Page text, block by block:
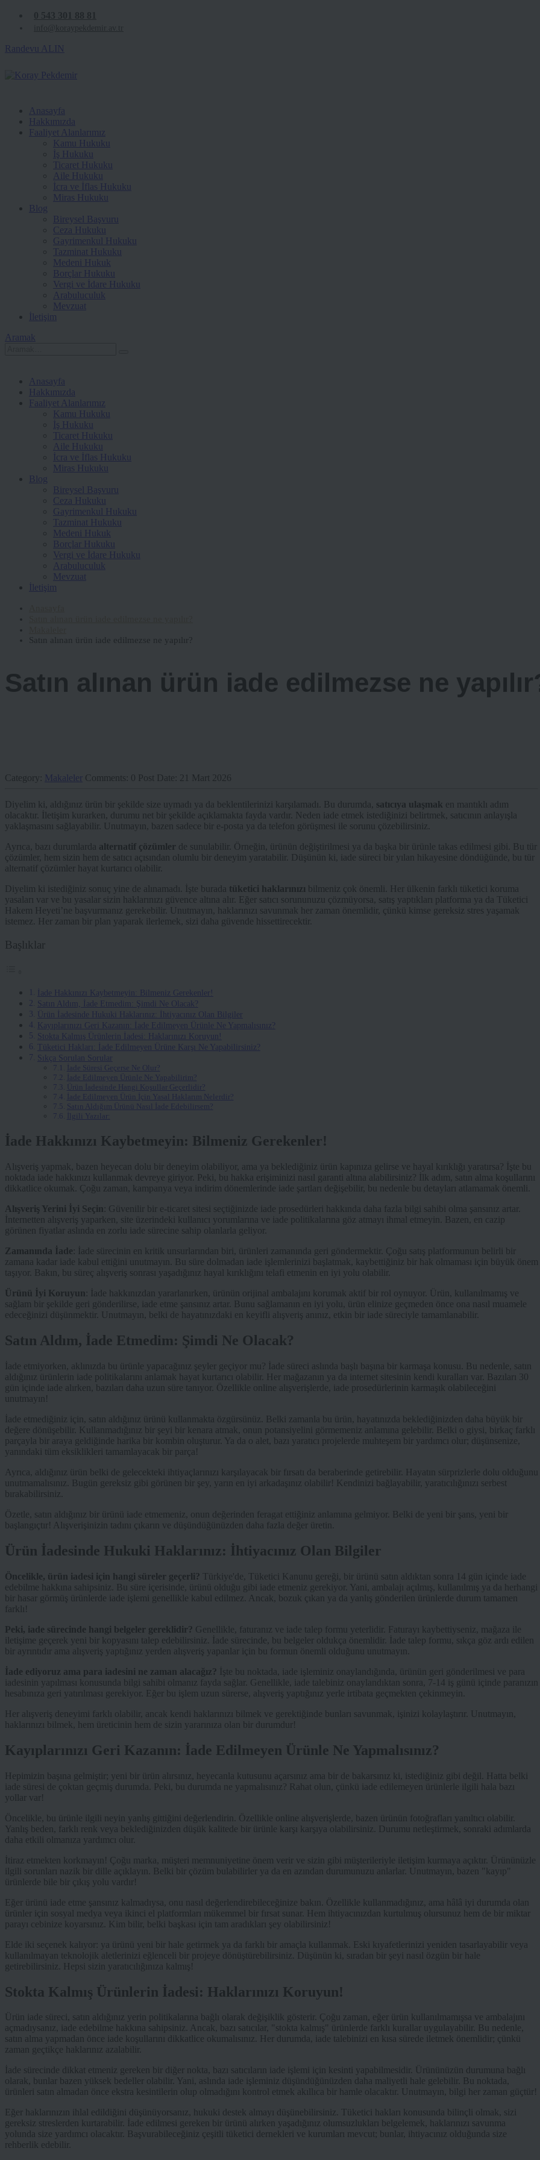
Randevu ALIN
Anasayfa
Hakkımızda
Faaliyet Alanlarımız
Kamu Hukuku
İş Hukuku
Ticaret Hukuku
Aile Hukuku
İcra ve İflas Hukuku
Miras Hukuku
Blog
Bireysel Başvuru
Ceza Hukuku
Gayrimenkul Hukuku
Tazminat Hukuku
Medeni Hukuk
Borçlar Hukuku
Vergi ve İdare Hukuku
Arabuluculuk
Mevzuat
İletişim
Aramak
Anasayfa
Hakkımızda
Faaliyet Alanlarımız
Kamu Hukuku
İş Hukuku
Ticaret Hukuku
Aile Hukuku
İcra ve İflas Hukuku
Miras Hukuku
Blog
Bireysel Başvuru
Ceza Hukuku
Gayrimenkul Hukuku
Tazminat Hukuku
Medeni Hukuk
Borçlar Hukuku
Vergi ve İdare Hukuku
Arabuluculuk
Mevzuat
İletişim
Satın alınan ürün iade edilmezse ne yapılır?
Satın alınan ürün iade edilmezse ne
Category: Makaleler Comments: 0 Post Date: 21 Mart 2026
Diyelim ki, aldığınız ürün bir şekilde size uymadı ya da beklentilerinizi karşılamadı. Bu durumda, satıcıya ulaşmak en mantıklı adım
olacaktır. İletişim kurarken, durumu net bir şekilde açıklamakta fayda vardır. Neden iade etmek istediğinizi belirtmek, satıcının anlayışla
yaklaşmasını sağlayabilir. Unutmayın, bazen sadece bir e-posta ya da telefon görüşmesi ile sorunu çözebilirsiniz.
Ayrıca, bazı durumlarda alternatif çözümler de sunulabilir. Örneğin, ürünün değiştirilmesi ya da başka bir ürünle takas edilmesi gibi. Bu tür
çözümler, hem sizin hem de satıcı açısından olumlu bir deneyim yaratabilir. Düşünün ki, iade süreci bir yılan hikayesine döndüğünde, bu tür
alternatif çözümler hayat kurtarıcı olabilir.
Diyelim ki istediğiniz sonuç yine de alınamadı. İşte burada tüketici haklarınızı bilmeniz çok önemli. Her ülkenin farklı tüketici koruma
yasaları var ve bu yasalar sizin haklarınızı güvence altına alır. Eğer satıcı sorununuzu çözmüyorsa, satış yaptıkları platforma ya da Tüketici
Hakem Heyeti’ne başvurmanız gerekebilir. Unutmayın, haklarınızı savunmak her zaman önemlidir, çünkü kimse gereksiz stres yaşamak
istemez. Her zaman bir plan yaparak ilerlemek, sizi daha güvende hissettirecektir.
Başlıklar
İade Hakkınızı Kaybetmeyin: Bilmeniz Gerekenler!
Satın Aldım, İade Etmedim: Şimdi Ne Olacak?
Ürün İadesinde Hukuki Haklarınız: İhtiyacınız Olan Bilgiler
Kayıplarınızı Geri Kazanın: İade Edilmeyen Ürünle Ne Yapmalısınız?
Stokta Kalmış Ürünlerin İadesi: Haklarınızı Koruyun!
Tüketici Hakları: İade Edilmeyen Ürüne Karşı Ne Yapabilirsiniz?
Sıkça Sorulan Sorular
İade Süresi Geçerse Ne Olur?
İade Edilmeyen Ürünle Ne Yapabilirim?
Ürün İadesinde Hangi Koşullar Geçerlidir?
İade Edilmeyen Ürün İçin Yasal Haklarım Nelerdir?
Satın Aldığım Ürünü Nasıl İade Edebilirsem?
İlgili Yazılar:
İade Hakkınızı Kaybetmeyin: Bilmeniz Gerekenler!
Alışveriş yapmak, bazen heyecan dolu bir deneyim olabiliyor, ama ya beklediğiniz ürün kapınıza gelirse ve hayal kırıklığı yaratırsa? İşte bu
noktada iade hakkınızı kullanmak devreye giriyor. Peki, bu hakka erişiminizi nasıl garanti altına alabilirsiniz? İlk adım, satın alma koşullarını
dikkatlice okumak. Çoğu zaman, kampanya veya indirim dönemlerinde iade şartları değişebilir, bu nedenle bu detayları atlamamak önemli.
Alışveriş Yerini İyi Seçin : Güvenilir bir e-ticaret sitesi seçtiğinizde iade prosedürleri hakkında daha fazla bilgi sahibi olma şansınız artar.
İnternetten alışveriş yaparken, site üzerindeki kullanıcı yorumlarına ve iade politikalarına göz atmayı ihmal etmeyin. Bazen, en cazip
görünen fiyatlar aslında en zorlu iade sürecine sahip olanlarla geliyor.
Zamanında İade : İade sürecinin en kritik unsurlarından biri, ürünleri zamanında geri göndermektir. Çoğu satış platformunun belirli bir
zamana kadar iade kabul ettiğini unutmayın. Bu süre dolmadan iade işlemlerinizi başlatmak, kaybettiğiniz bir hak olmaması için büyük önem
taşıyor. Bakın, bu süreç alışveriş sonrası yaşadığınız hayal kırıklığını telafi etmenin en iyi yolu olabilir.
Ürünü İyi Koruyun : İade hakkınızdan yararlanırken, ürünün orijinal ambalajını korumak aktif bir rol oynuyor. Ürün, kullanılmamış ve
sağlam bir şekilde geri gönderilirse, iade etme şansınız artar. Bunu sağlamanın en iyi yolu, ürün elinize geçmeden önce ona nasıl muamele
edeceğinizi düşünmektir. Unutmayın, belki de hayatınızdaki en keyifli alışveriş anınız, etkin bir iade süreciyle tamamlanabilir.
Satın Aldım, İade Etmedim: Şimdi Ne Olacak?
İade etmiyorken, aklınızda bu ürünle yapacağınız şeyler geçiyor mu? İade süreci aslında başlı başına bir karmaşa konusu. Bu nedenle, satın
aldığınız ürünlerin iade politikalarını anlamak hayat kurtarıcı olabilir. Her mağazanın ya da internet sitesinin kendi kuralları var. Bazıları 30
gün içinde iade alırken, bazıları daha uzun süre tanıyor. Özellikle online alışverişlerde, iade prosedürlerinin karmaşık olabileceğini
unutmayın!
İade etmediğiniz için, satın aldığınız ürünü kullanmakta özgürsünüz. Belki zamanla bu ürün, hayatınızda beklediğinizden daha büyük bir
değere dönüşebilir. Kullanmadığınız bir şeyi bir kenara atmak, onun potansiyelini görmemeniz anlamına gelebilir. Belki o giysi, birkaç farklı
parçayla bir araya geldiğinde harika bir kombin oluşturur. Ya da o alet, bazı yaratıcı projelerde muhteşem bir yardımcı olur; düşünsenize,
yanındaki tüm eksiklikleri tamamlayacak bir parça!
Ayrıca, aldığınız ürün belki de gelecekteki ihtiyaçlarınızı karşılayacak bir fırsatı da beraberinde getirebilir. Hayatın sürprizlerle dolu olduğunu
unutmamalısınız. Bugün gereksiz gibi görünen bir şey, yarın en iyi arkadaşınız olabilir! Kendinizi bağlayabilir, yaratıcılığınızı serbest
bırakabilirsiniz.
Özetle, satın aldığınız bir ürünü iade etmemeniz, onun değerinden feragat ettiğiniz anlamına gelmiyor. Belki de yeni bir şans, yeni bir
başlangıçtır! Alışverişinizin tadını çıkarın ve düşündüğünüzden daha fazla değer üretin.
Ürün İadesinde Hukuki Haklarınız: İhtiyacınız Olan Bilgiler
Öncelikle, ürün iadesi için hangi süreler geçerli? Türkiye'de, Tüketici Kanunu gereği, bir ürünü satın aldıktan sonra 14 gün içinde iade
edebilme hakkına sahipsiniz. Bu süre içerisinde, ürünü olduğu gibi iade etmeniz gerekiyor. Yani, ambalajı açılmış, kullanılmış ya da herhangi
bir hasar görmüş ürünlerde iade işlemi genellikle kabul edilmez. Ancak, bozuk çıkan ya da yanlış gönderilen ürünlerde durum tamamen
farklı!
Peki, iade sürecinde hangi belgeler gereklidir? Genellikle, faturanız ve iade talep formu yeterlidir. Faturayı kaybettiyseniz, mağaza ile
iletişime geçerek yeni bir kopyasını talep edebilirsiniz. İade sürecinde, bu belgeler oldukça önemlidir. İade talep formu, sıkça göz ardı edilen
bir ayrıntıdır ama alışveriş yaptığınız yerden alışveriş yapanlar için bu formun önemli olduğunu unutmayın.
İade ediyoruz ama para iadesini ne zaman alacağız? İşte bu noktada, iade işleminiz onaylandığında, ürünün geri gönderilmesi ve para
iadesinin yapılması konusunda bilgi sahibi olmanız fayda sağlar. Genellikle, iade talebiniz onaylandıktan sonra, 7-14 iş günü içinde paranızın
hesabınıza geri yatırılması gerekiyor. Eğer bu işlem uzun sürerse, alışveriş yaptığınız yerle irtibata geçmekten çekinmeyin.
Her alışveriş deneyimi farklı olabilir, ancak kendi haklarınızı bilmek ve gerektiğinde bunları savunmak, işinizi kolaylaştırır. Unutmayın,
haklarınızı bilmek, hem üreticinin hem de sizin yararınıza olan bir durumdur!
Kayıplarınızı Geri Kazanın: İade Edilmeyen Ürünle Ne Yapmalısınız?
Hepimizin başına gelmiştir; yeni bir ürün alırsınız, heyecanla kutusunu açarsınız ama bir de bakarsınız ki, istediğiniz gibi değil. Hatta belki
iade süresi de çoktan geçmiş durumda. Peki, bu durumda ne yapmalısınız? Rahat olun, çünkü iade edilemeyen ürünlerle ilgili hala bazı
yollar var!
Öncelikle, bu ürünle ilgili neyin yanlış gittiğini değerlendirin. Özellikle online alışverişlerde, bazen ürünün fotoğrafları yanıltıcı olabilir.
Yanlış beden, farklı renk veya beklediğinizden düşük kalitede bir ürünle karşı karşıya olabilirsiniz. Durumu netleştirmek, sonraki adımlarda
daha etkili olmanıza yardımcı olur.
İtiraz etmekten korkmayın! Çoğu marka, müşteri memnuniyetine önem verir ve sizin gibi müşterileriyle iletişim kurmaya açıktır. Ürününüzle
ilgili sorunları nazik bir dille açıklayın. Belki bir çözüm bulabilirler ya da en azından durumunuzu anlarlar. Unutmayın, bazen "kayıp"
ürünlerde bile bir çıkış yolu vardır!
Eğer ürünü iade etme şansınız kalmadıysa, onu nasıl değerlendirebileceğinize bakın. Özellikle kullanmadığınız, ama hâlâ iyi durumda olan
ürünler için sosyal medya veya ikinci el platformları mükemmel bir fırsat sunar. Hem ihtiyacınızdan kurtulmuş olursunuz hem de bir miktar
parayı cebinize koyarsınız. Kim bilir, belki başkası için tam aradıkları şey olabilirsiniz!
Elde iki seçenek kalıyor: ya ürünü yeni bir hale getirmek ya da farklı bir amaçla kullanmak. Eski kıyafetlerinizi yeniden tasarlayabilir veya
kullanılmayan teknolojik aletlerinizi eğlenceli bir projeye dönüştürebilirsiniz. Düşünün ki, sıradan bir şeyi nasıl özgün bir hale
getirebilirsiniz. Hepsi sizin yaratıcılığınıza kalmış!
Stokta Kalmış Ürünlerin İadesi: Haklarınızı Koruyun!
Ürün iade süreci, satın aldığınız yerin politikalarına bağlı olarak değişiklik gösterir. Çoğu zaman, eğer ürün kullanılmamışsa ve ambalajını
açmadıysanız, iade edebilme hakkına sahipsiniz. Ancak, bazı satıcılar, "stokta kalmış" ürünlerde farklı kurallar uygulayabilir. Bu nedenle,
satın alma yapmadan önce iade koşullarını dikkatlice okumalısınız. Her durumda, iade talebinizi en kısa sürede iletmek önemlidir; çünkü
zaman geçtikçe haklarınız azalabilir.
İade sürecinde dikkat etmeniz gereken bir diğer nokta, bazı satıcıların iade işlemi için kesinti yapabilmesidir. Ürününüzün durumuna bağlı
olarak, bunlar bazen yüksek bedeller olabilir. Yani, aslında iade işleminiz düşündüğünüzden daha maliyetli hale gelebilir. Bu noktada,
ürünleri satın almadan önce ekstra kesintilerin olup olmadığını kontrol etmek akıllıca bir hamle olacaktır. Unutmayın, bilgi her zaman güçtür!
Eğer haklarınızın ihlal edildiğini düşünüyorsanız, hukuki destek almayı düşünebilirsiniz. Tüketici hakları konusunda bilinçli olmak, sizi
gereksiz streslerden kurtarabilir. İade edilmesi gereken bir ürünü alırken yaşadığınız olumsuzlukları belgelemek, haklarınızı savunma
yolunda size yardımcı olacaktır. Başvurabileceğiniz çeşitli tüketici dernekleri ve kurumları mevcut; bunlar, ihtiyacınız olduğunda size
rehberlik edebilir.